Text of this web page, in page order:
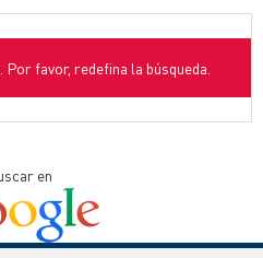
favor, redefina la búsqueda.
en